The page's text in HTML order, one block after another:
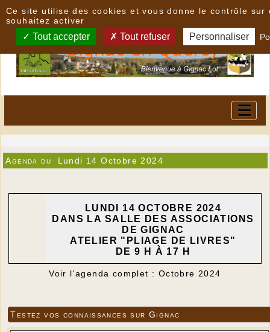
Agenda du Lundi 14 Octobre 2024
LUNDI 14 OCTOBRE 2024
DANS LA SALLE DES ASSOCIATIONS
DE GIGNAC
ATELIER "PLIAGE DE LIVRES"
DE 9 H À 17 H
Voir l'agenda complet : Octobre 2024
Testez vos connaissances sur Gignac
Ce site utilise des cookies et vous donne le contrôle sur
souhaitez activer
Tout accepter Tout refuser Personnaliser